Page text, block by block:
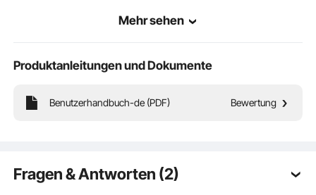
Mehr sehen
Produktanleitungen und Dokumente
Benutzerhandbuch-de (PDF) Bewertung
Fragen & Antworten (2)